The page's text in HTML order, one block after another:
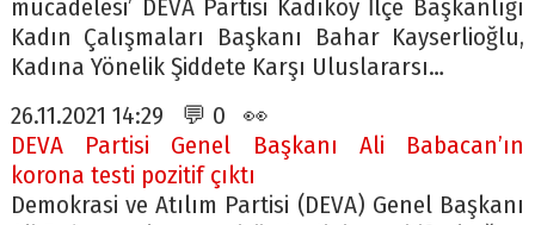
mücadelesi’ DEVA Partisi Kadıköy İlçe Başkanlığı
Kadın Çalışmaları Başkanı Bahar Kayserlioğlu,
Kadına Yönelik Şiddete Karşı Uluslararsı…
26.11.2021 14:29 💬 0 👀
DEVA Partisi Genel Başkanı Ali Babacan’ın
korona testi pozitif çıktı
Demokrasi ve Atılım Partisi (DEVA) Genel Başkanı